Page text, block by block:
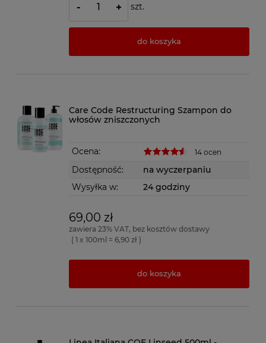
- + szt.
do koszyka
Care Code Restructuring Szampon do
włosów zniszczonych
Ocena: 14 ocen
Dostępność:
na wyczerpaniu
Wysyłka w:
24 godziny
69,00 zł
zawiera 23% VAT, bez kosztów dostawy
( 1 x 100ml = 6,90 zł )
do koszyka